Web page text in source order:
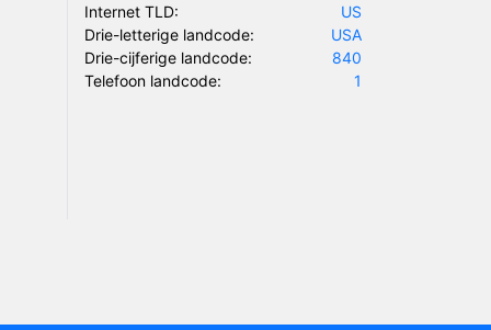
Internet TLD:
US
Drie-letterige landcode:
USA
Drie-cijferige landcode:
840
Telefoon landcode:
1